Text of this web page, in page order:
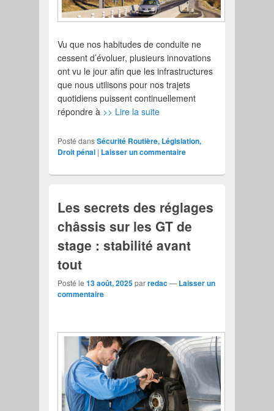
Vu que nos habitudes de conduite ne
cessent d’évoluer, plusieurs innovations
ont vu le jour afin que les infrastructures
que nous utilisons pour nos trajets
quotidiens puissent continuellement
répondre à >> Lire la suite
Posté dansSécurité Routière, Législation,
Droit pénal | Laisser un commentaire
Les secrets des réglages
châssis sur les GT de
stage : stabilité avant
tout
Posté le13 août, 2025parredac— Laisser un
commentaire